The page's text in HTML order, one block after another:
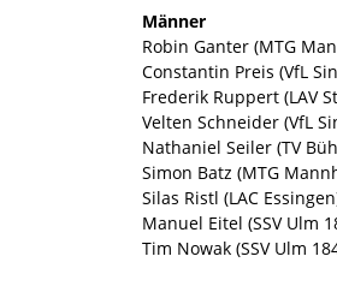
Männer
Robin Ganter (MTG
Constantin Preis (VfL
Frederik Ruppert (LAV
Velten Schneider (VfL
Nathaniel Seiler (TV
Simon Batz (MTG
Silas Ristl (LAC
Manuel Eitel (SSV Ulm
Tim Nowak (SSV Ulm